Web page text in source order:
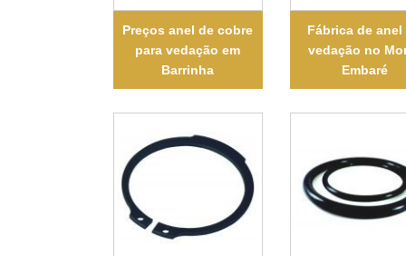
Preços anel de cobre
para vedação em
Barrinha
Fábrica de anel
vedação no
Embaré